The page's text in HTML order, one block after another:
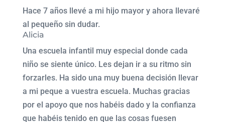
Hace 7 años llevé a mi hijo mayor y ahora llevaré
al pequeño sin dudar.
Alicia
Una escuela infantil muy especial donde cada
niño se siente único. Les dejan ir a su ritmo sin
forzarles. Ha sido una muy buena decisión llevar
a mi peque a vuestra escuela. Muchas gracias
por el apoyo que nos habéis dado y la confianza
que habéis tenido en que las cosas fuesen